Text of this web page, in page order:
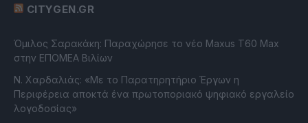
CITYGEN.GR
Όμιλος Σαρακάκη: Παραχώρησε το νέο Maxus T60 Max
στην ΕΠΟΜΕΑ Βιλίων
Ν. Χαρδαλιάς: «Με το Παρατηρητήριο Έργων η
Περιφέρεια αποκτά ένα πρωτοποριακό ψηφιακό εργαλείο
λογοδοσίας»